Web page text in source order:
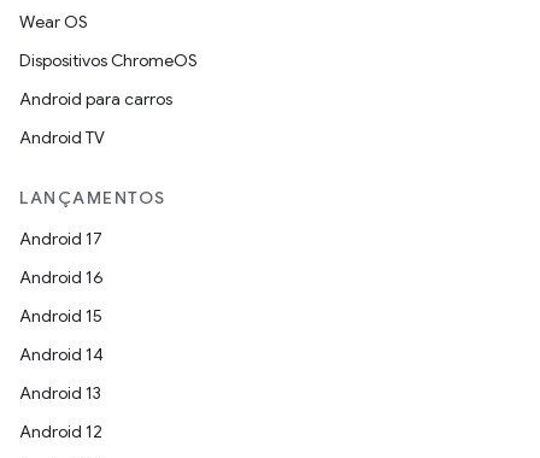
Wear OS
Dispositivos ChromeOS
Android para carros
Android TV
LANÇAMENTOS
Android 17
Android 16
Android 15
Android 14
Android 13
Android 12